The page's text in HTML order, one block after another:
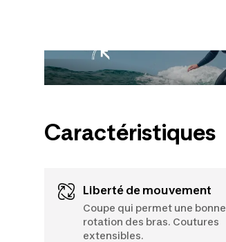
Caractéristiques
Liberté de mouvement
Coupe qui permet une bonne
rotation des bras. Coutures
extensibles.